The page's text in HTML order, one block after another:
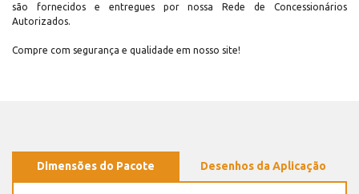
são fornecidos e entregues por nossa Rede de Concessionários
Autorizados.
Compre com segurança e qualidade em nosso site!
Dimensões do Pacote Desenhos da Aplicação